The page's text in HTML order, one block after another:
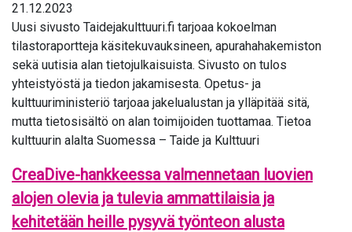
21.12.2023
Uusi sivusto Taidejakulttuuri.fi tarjoaa kokoelman
tilastoraportteja käsitekuvauksineen, apurahahakemiston
sekä uutisia alan tietojulkaisuista. Sivusto on tulos
yhteistyöstä ja tiedon jakamisesta. Opetus- ja
kulttuuriministeriö tarjoaa jakelualustan ja ylläpitää sitä,
mutta tietosisältö on alan toimijoiden tuottamaa. Tietoa
kulttuurin alalta Suomessa – Taide ja Kulttuuri
CreaDive-hankkeessa valmennetaan luovien
alojen olevia ja tulevia ammattilaisia ja
kehitetään heille pysyvä työnteon alusta